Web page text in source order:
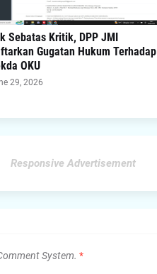
Sebatas Kritik, DPP JMI
Gugatan Hukum Terhadap
OKU
29, 2026
Responsive Advertisement
System. *